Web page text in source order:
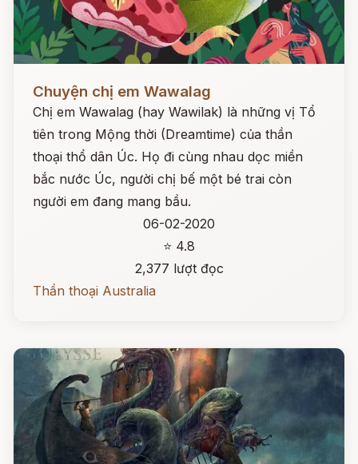
Chuyện chị em Wawalag
Chị em Wawalag (hay Wawilak) là những vị Tổ
tiên trong Mộng thời (Dreamtime) của thần
thoại thổ dân Úc. Họ đi cùng nhau dọc miền
bắc nước Úc, người chị bế một bé trai còn
người em đang mang bầu.
06-02-2020
⭐ 4.8
2,377 lượt đọc
Thần thoại Australia